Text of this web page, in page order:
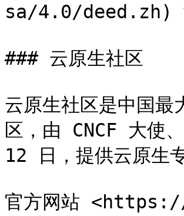
sa/4.0/deed.zh)
### 云原生社区
云原生社区是中国最
区，由 CNCF 大使
12 日，提供云原生
官方网站